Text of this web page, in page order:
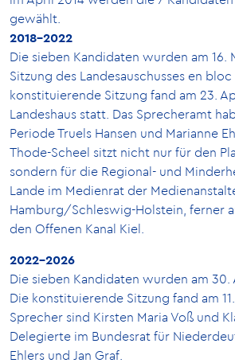
gewählt.
2018-2022
Die sieben Kandidaten wurden am 16.
Sitzung des Landesauschusses en
konstituierende Sitzung fand am 23.
Landeshaus statt. Das Sprecheramt
Periode Truels Hansen und Marianne
Thode-Scheel sitzt nicht nur für den
sondern für die Regional- und
Lande im Medienrat der
Hamburg/Schleswig-Holstein, ferner
den Offenen Kanal Kiel.
2022-2026
Die sieben Kandidaten wurden am
Die konstituierende Sitzung fand am
Sprecher sind Kirsten Maria Voß und
Delegierte im Bundesrat für
Ehlers und Jan Graf.